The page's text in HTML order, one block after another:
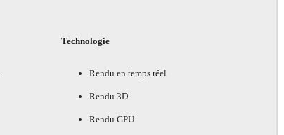
Technologie
Rendu en temps réel
Rendu 3D
Rendu GPU